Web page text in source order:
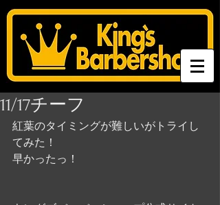
11/17チーフ
紅葉のタイミングが難しいがトライし
てみた！
早かったっ！